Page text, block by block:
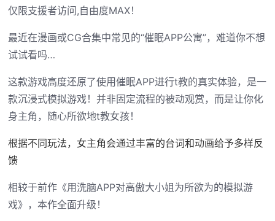
仅限支援者访问,自由度MAX！
最近在漫画或CG合集中常见的“催眠APP公寓”，难道你不想
试试看吗…
这款游戏高度还原了使用催眠APP进行t教的真实体验，是一
款沉浸式模拟游戏！并非固定流程的被动观赏，而是让你化
身主角，随心所欲地t教女孩！
根据不同玩法，女主角会通过丰富的台词和动画给予多样反
馈
相较于前作《用洗脑APP对高傲大小姐为所欲为的模拟游
戏》，本作全面升级！